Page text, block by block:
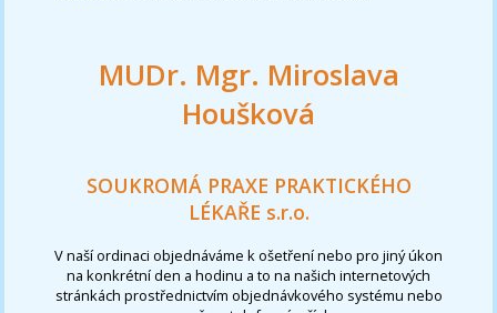
MUDr. Mgr. Miroslava
Houšková
SOUKROMÁ PRAXE PRAKTICKÉHO
LÉKAŘE s.r.o.
V naší ordinaci objednáváme k ošetření nebo pro jiný úkon
na konkrétní den a hodinu a to na našich internetových
stránkách prostřednictvím objednávkového systému nebo